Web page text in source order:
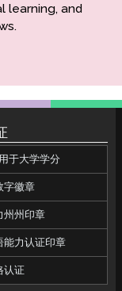
learning, and
于大学学分
字徽章
州州印章
能力认证印章
认证